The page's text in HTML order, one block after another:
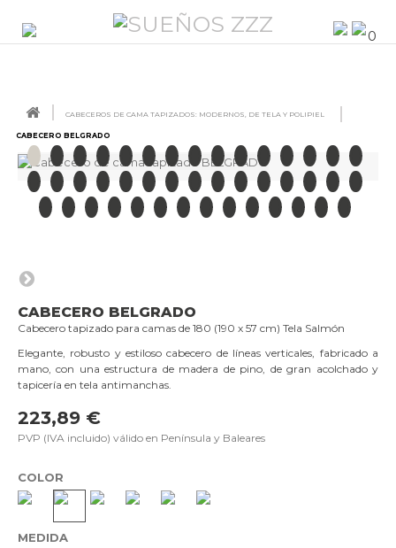
CABECEROS DE CAMA TAPIZADOS: MODERNOS, DE TELA Y POLIPIEL
CABECERO BELGRADO
CABECERO BELGRADO
Cabecero tapizado para camas de 180 (190 x 57 cm) Tela Salmón
Elegante, robusto y estiloso cabecero de líneas verticales, fabricado a
mano, con una estructura de madera de pino, de gran acolchado y
tapicería en tela antimanchas.
223,89 €
PVP (IVA incluido) válido en Península y Baleares
COLOR
MEDIDA
0